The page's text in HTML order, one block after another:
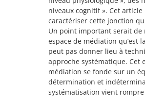
niveaux cognitif ». Cet
caractériser cette jonction
Un point important serait de
espace de médiation qu’est
peut pas donner lieu à
approche systématique. Cet
médiation se fonde sur un
détermination et
systématisation vient